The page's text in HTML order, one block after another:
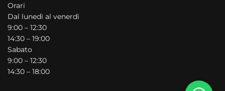
Orari
Dal lunedì al venerdì
9:00 – 12:30
14:30 – 19:00
Sabato
9:00 – 12:30
14:30 – 18:00